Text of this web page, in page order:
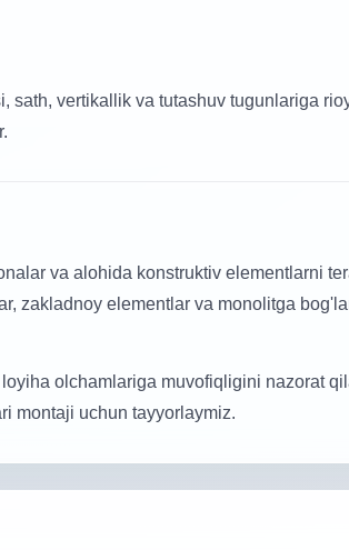
sath, vertikallik va tutashuv tugunlariga
va alohida konstruktiv elementlarni
zakladnoy elementlar va monolitga
olchamlariga muvofiqligini nazorat
montaji uchun tayyorlaymiz.